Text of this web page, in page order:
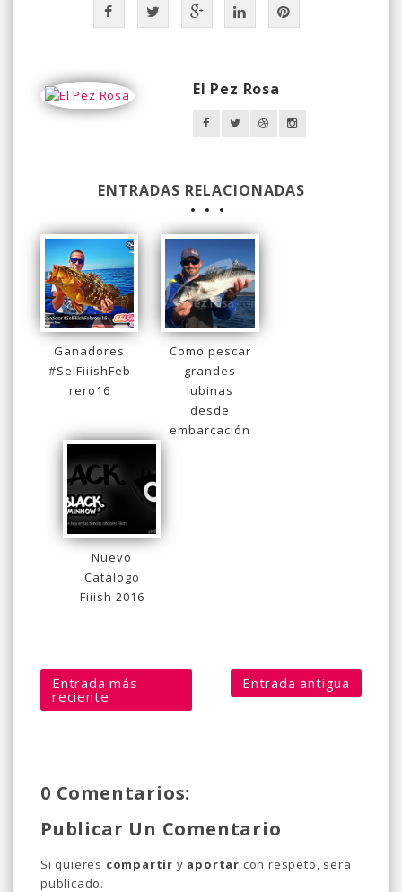
El Pez Rosa
ENTRADAS RELACIONADAS
Ganadores
#SelFiiishFeb
rero16
Como pescar
grandes
lubinas
desde
embarcación
Nuevo
Catálogo
Fiiish 2016
Entrada más
reciente
Entrada antigua
0 Comentarios:
Publicar Un Comentario
Si quieres compartir y aportar con respeto, sera
publicado.